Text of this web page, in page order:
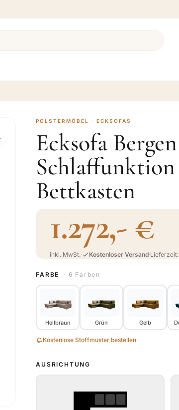
POLSTERMÖBEL · ECKSOFAS
Ecksofa
Bettkasten
1.272,- €
inkl. MwSt.· Kostenloser Versand·
FARBE · 6 Farben
Hellbraun Grün Gelb
Kostenlose Stoffmuster bestellen
AUSRICHTUNG